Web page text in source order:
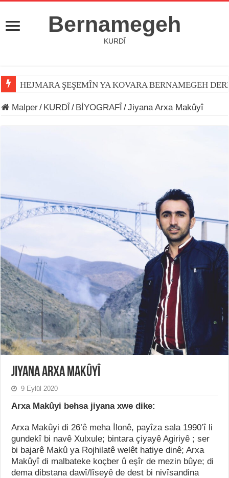
Bernamegeh
KURDÎ
HEJMARA ŞEŞEMÎN YA KOVARA BERNAMEGEH
Malper/ KURDÎ / BİYOGRAFÎ /Jiyana Arxa Makûyî
Jiyana Arxa Makûyî
9 Eylül 2020
Arxa Makûyi behsa jiyana xwe dike:
Arxa Makûyi di 26’ê meha İlonê, payîza sala 1990’î li
gundekî bi navê Xulxule; bintara çiyayê Agiriyê ; ser
bi bajarê Makû ya Rojhilatê welêt hatiye dinê; Arxa
Makûyî di malbateke koçber û eşîr de mezin bûye; di
dema dibstana dawî/lîseyê de dest bi nivîsandina